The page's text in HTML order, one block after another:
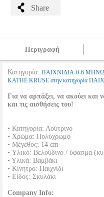
Share
Περιγραφή
Κατηγορία: ΠΑΙΧΝΙΔΙΑ-0-6
KATHE KRUSE στην κατηγορία
Για να αρπάξει, να ακούει και
και τις αισθήσεις του!
• Κατηγορία: Λούτρινο
• Χρώμα: Πολύχρωμο
• Μέγεθος: 14 cm
• Υλικό: Βελούδινο / ύφασμα
• Υλικά: Βαμβάκι
• Κίνητρο: Παιχνίδι
• Είδος: Σκυλάκι
Company Info: